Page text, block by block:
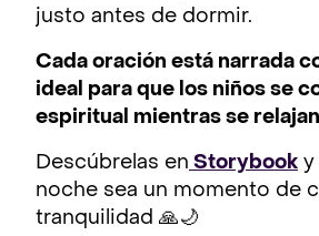
justo antes de dormir.
Cada oración está narrada
ideal para que los niños se
espiritual mientras se
Descúbrelas en Storybook y
noche sea un momento de
tranquilidad 🙏🌙